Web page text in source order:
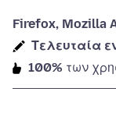
Firefox, Mozilla
Τελευταία
100% των